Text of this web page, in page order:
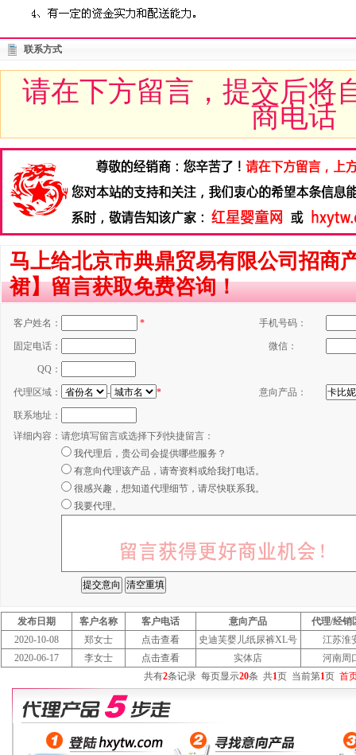
联系方式
请在下方留言，提交后将
商电话
马上给北京市典鼎贸易有限公司招商
裙】留言获取免费咨询！
客户姓名： * 手机号码：
固定电话： 微信：
QQ：
代理区域： - * 意向产品：
联系地址：
详细内容： 请您填写留言或选择下列快捷留言：
我代理后，贵公司会提供哪些服务？
有意向代理该产品，请寄资料或给我打电话。
很感兴趣，想知道代理细节，请尽快联系我。
我要代理。
发布日期 客户名称 客户电话 意向产品
代理/经销
2020-10-08
郑女士 点击查看 史迪芙婴儿纸尿裤XL号
江苏淮
2020-06-17
李女士 点击查看 实体店
河南周
共有2条记录 每页显示20条 共1页 当前第1页 首